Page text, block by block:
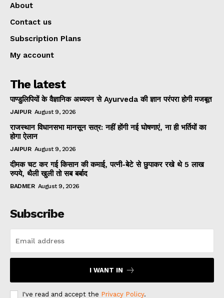
About
Contact us
Subscription Plans
My account
The latest
पाण्डुलिपियों के वैज्ञानिक अध्ययन से Ayurveda की ज्ञान परंपरा होगी मजबूत
JAIPUR August 9, 2026
राजस्थान विधानसभा मानसून सत्र: नहीं होंगी नई घोषणाएं, ना ही भर्तियों का
होगा ऐलान
JAIPUR August 9, 2026
दीमक चट कर गई किसान की कमाई, पत्नी-बेटे से छुपाकर रखे थे 5 लाख
रुपये, थैली खुली तो सब बर्बाद
BADMER August 9, 2026
Subscribe
I WANT IN
I've read and accept the Privacy Policy.